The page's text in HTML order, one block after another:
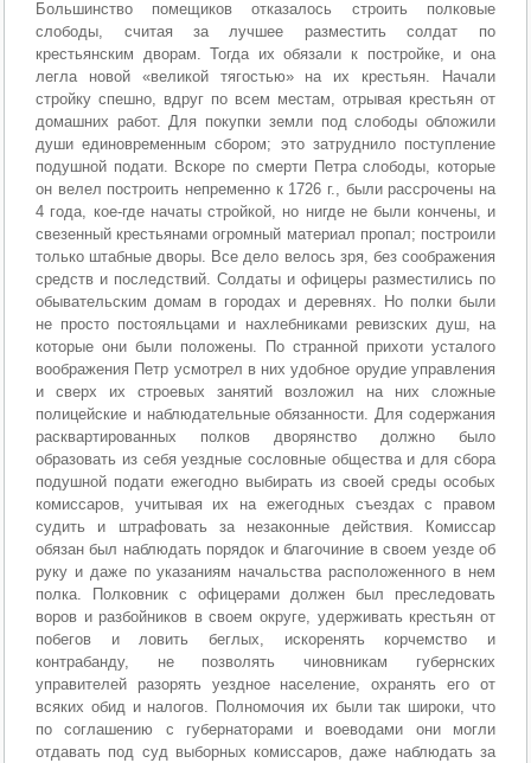
Большинство помещиков отказалось строить полковые
слободы, считая за лучшее разместить солдат по
крестьянским дворам. Тогда их обязали к постройке, и она
легла новой «великой тягостью» на их крестьян. Начали
стройку спешно, вдруг по всем местам, отрывая крестьян от
домашних работ. Для покупки земли под слободы обложили
души единовременным сбором; это затруднило поступление
подушной подати. Вскоре по смерти Петра слободы, которые
он велел построить непременно к 1726 г., были рассрочены на
4 года, кое-где начаты стройкой, но нигде не были кончены, и
свезенный крестьянами огромный материал пропал; построили
только штабные дворы. Все дело велось зря, без соображения
средств и последствий. Солдаты и офицеры разместились по
обывательским домам в городах и деревнях. Но полки были
не просто постояльцами и нахлебниками ревизских душ, на
которые они были положены. По странной прихоти усталого
воображения Петр усмотрел в них удобное орудие управления
и сверх их строевых занятий возложил на них сложные
полицейские и наблюдательные обязанности. Для содержания
расквартированных полков дворянство должно было
образовать из себя уездные сословные общества и для сбора
подушной подати ежегодно выбирать из своей среды особых
комиссаров, учитывая их на ежегодных съездах с правом
судить и штрафовать за незаконные действия. Комиссар
обязан был наблюдать порядок и благочиние в своем уезде об
руку и даже по указаниям начальства расположенного в нем
полка. Полковник с офицерами должен был преследовать
воров и разбойников в своем округе, удерживать крестьян от
побегов и ловить беглых, искоренять корчемство и
контрабанду, не позволять чиновникам губернских
управителей разорять уездное население, охранять его от
всяких обид и налогов. Полномочия их были так широки, что
по соглашению с губернаторами и воеводами они могли
отдавать под суд выборных комиссаров, даже наблюдать за